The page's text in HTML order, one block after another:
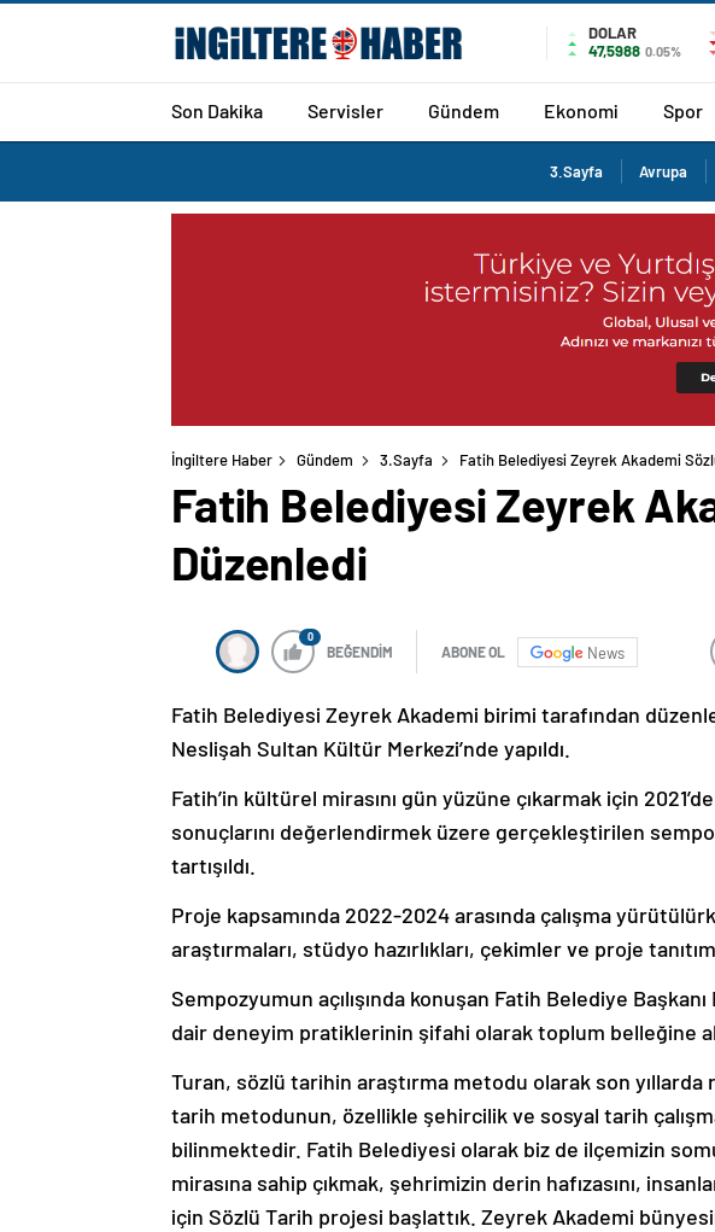
DOLAR
47,5988 0.05%
Son Dakika Servisler Gündem Ekonomi Spor
3.Sayfa Avrupa
İngiltere Haber Gündem 3.Sayfa Fatih Belediyesi Zeyrek Akademi
Fatih Belediyesi Zeyrek
Düzenledi
0
BEĞENDİM ABONE OL News
Fatih Belediyesi Zeyrek Akademi birimi tarafından
Neslişah Sultan Kültür Merkezi’nde yapıldı.
Fatih’in kültürel mirasını gün yüzüne çıkarmak için
sonuçlarını değerlendirmek üzere gerçekleştirilen
tartışıldı.
Proje kapsamında 2022-2024 arasında çalışma
araştırmaları, stüdyo hazırlıkları, çekimler ve proje
Sempozyumun açılışında konuşan Fatih Belediye
dair deneyim pratiklerinin şifahi olarak toplum belleğine
Turan, sözlü tarihin araştırma metodu olarak son
tarih metodunun, özellikle şehircilik ve sosyal tarih
bilinmektedir. Fatih Belediyesi olarak biz de ilçemizin
mirasına sahip çıkmak, şehrimizin derin hafızasını,
için Sözlü Tarih projesi başlattık. Zeyrek Akademi